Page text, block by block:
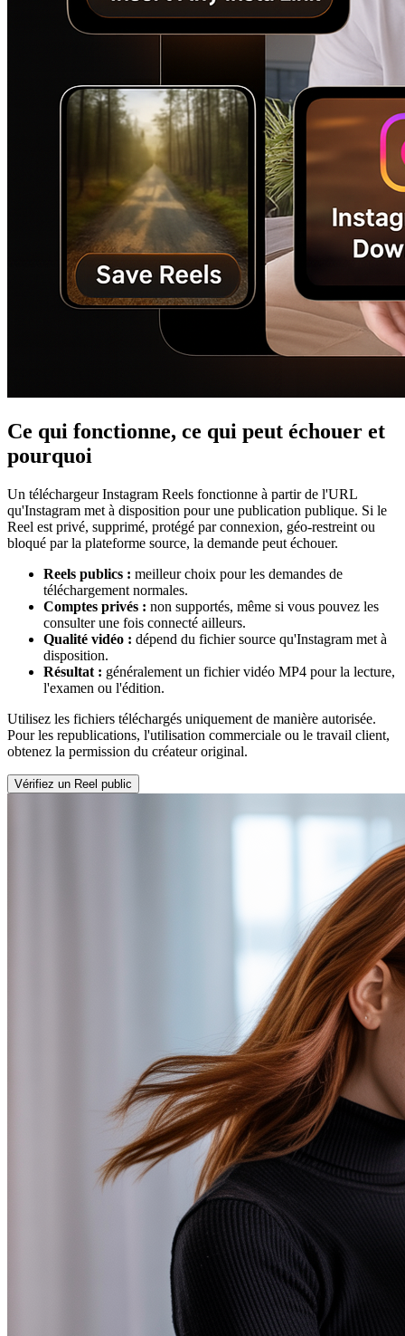
Ce qui fonctionne, ce qui peut échouer et
pourquoi
Un téléchargeur Instagram Reels fonctionne à partir de l'URL
qu'Instagram met à disposition pour une publication publique. Si le
Reel est privé, supprimé, protégé par connexion, géo-restreint ou
bloqué par la plateforme source, la demande peut échouer.
Reels publics : meilleur choix pour les demandes de
téléchargement normales.
Comptes privés : non supportés, même si vous pouvez les
consulter une fois connecté ailleurs.
Qualité vidéo : dépend du fichier source qu'Instagram met à
disposition.
Résultat : généralement un fichier vidéo MP4 pour la lecture,
l'examen ou l'édition.
Utilisez les fichiers téléchargés uniquement de manière autorisée.
Pour les republications, l'utilisation commerciale ou le travail client,
obtenez la permission du créateur original.
Vérifiez un Reel public